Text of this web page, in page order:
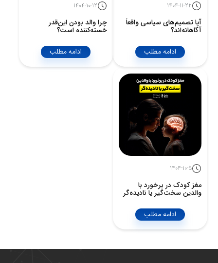
1404-11-22
آیا تصمیم‌های سیاسی واقعاً
آگاهانه‌اند؟
ادامه مطلب
1404-10-12
چرا والد بودن این‌قدر
خسته‌کننده است؟
ادامه مطلب
1404-10-5
مغز کودک در برخورد با
والدین سخت‌گیر یا نادیده‌گر
ادامه مطلب